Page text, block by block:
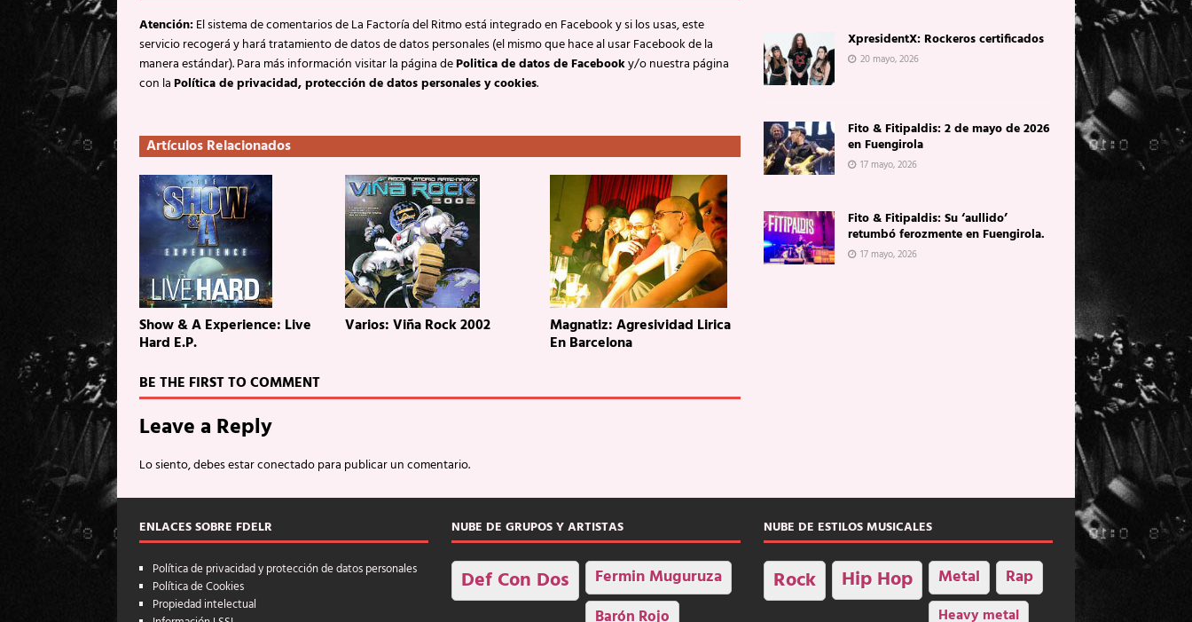
Atención:El sistema de comentarios de La Factoría del Ritmo está integrado en Facebook y si los usas, este
servicio recogerá y hará tratamiento de datos de datos personales (el mismo que hace al usar Facebook de la
manera estándar). Para más información visitar la página dePolitica de datos de Facebooky/o nuestra página
con laPolítica de privacidad, protección de datos personales y cookies.
Artículos Relacionados
Show & A Experience: Live
Hard E.P.
Varios: Viña Rock 2002 Magnatiz: Agresividad Lirica
En Barcelona
BE THE FIRST TO COMMENT
Leave a Reply
Lo siento, debes estarconectadopara publicar un comentario.
XpresidentX: Rockeros certificados
20 mayo, 2026
Fito & Fitipaldis: 2 de mayo de 2026
en Fuengirola
17 mayo, 2026
Fito & Fitipaldis: Su ‘aullido’
retumbó ferozmente en Fuengirola.
17 mayo, 2026
ENLACES SOBRE FDELR
Política de privacidad y protección de datos personales
Política de Cookies
Propiedad intelectual
NUBE DE GRUPOS Y ARTISTAS
Def Con Dos Fermin Muguruza
Barón Rojo
NUBE DE ESTILOS MUSICALES
Rock Hip Hop Metal Rap
Heavy metal